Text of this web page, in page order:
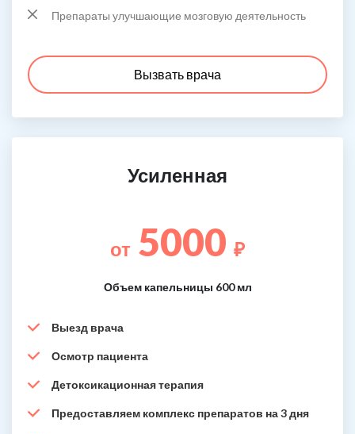
Препараты улучшающие мозговую деятельность
Вызвать врача
Усиленная
от 5000 ₽
Объем капельницы 600 мл
Выезд врача
Осмотр пациента
Детоксикационная терапия
Предоставляем комплекс препаратов на 3 дня